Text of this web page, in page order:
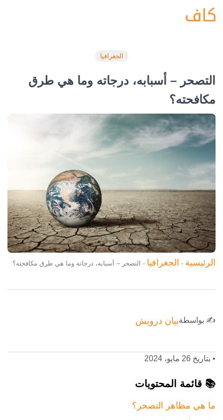
الجغرافيا
التصحر – أسبابه، درجاته وما هي طرق
مكافحته؟
الرئيسية - الجغرافيا - التصحر – أسبابه، درجاته وما هي طرق مكافحته؟
✍️ بواسطةبيان درويش
• بتاريخ 26 مايو، 2024
📚 قائمة المحتويات
ما هي مظاهر التصحر؟